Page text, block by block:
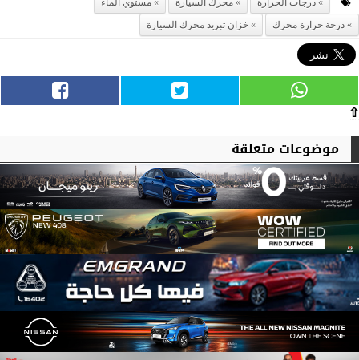
درجات الحرارة محرك السيارة
مستوي الماء
درجة حرارة محرك
خزان تبريد محرك السيارة
⇧
موضوعات متعلقة